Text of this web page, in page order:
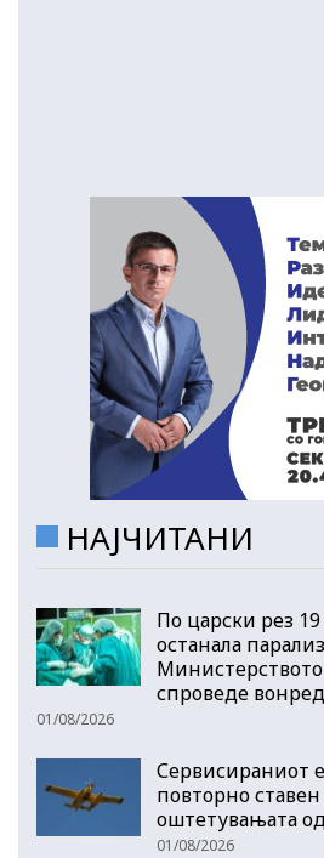
НАЈЧИТАНИ
По царски рез
останала
Министерството
спроведе
01/08/2026
Сервисираниот
повторно
оштетувањата
01/08/2026